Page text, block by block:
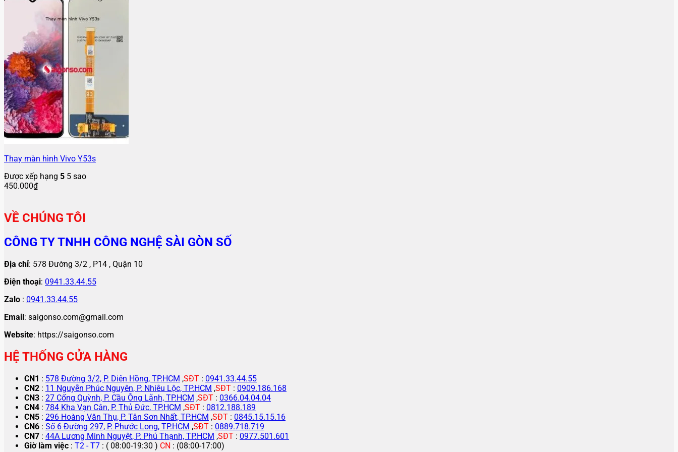
Thay màn hình Vivo Y53s
Được xếp hạng 5 5 sao
450.000₫
VỀ CHÚNG TÔI
CÔNG TY TNHH CÔNG NGHỆ SÀI GÒN SỐ
Địa chỉ: 578 Đường 3/2 , P14 , Quận 10
Điện thoại: 0941.33.44.55
Zalo : 0941.33.44.55
Email: saigonso.com@gmail.com
Website: https://saigonso.com
HỆ THỐNG CỬA HÀNG
CN1 : 578 Đường 3/2, P. Diên Hồng, TP.HCM ,SĐT : 0941.33.44.55
CN2 : 11 Nguyễn Phúc Nguyên, P. Nhiêu Lộc, TP.HCM ,SĐT : 0909.186.168
CN3 : 27 Cống Quỳnh, P. Cầu Ông Lãnh, TP.HCM ,SĐT : 0366.04.04.04
CN4 : 784 Kha Vạn Cân, P. Thủ Đức, TP.HCM ,SĐT : 0812.188.189
CN5 : 296 Hoàng Văn Thụ, P. Tân Sơn Nhất, TP.HCM ,SĐT : 0845.15.15.16
CN6 : Số 6 Đường 297, P. Phước Long, TP.HCM ,SĐT : 0889.718.719
CN7 : 44A Lương Minh Nguyệt, P. Phú Thạnh, TP.HCM ,SĐT : 0977.501.601
Giờ làm việc : T2 - T7 : ( 08:00-19:30 ) CN : (08:00-17:00)